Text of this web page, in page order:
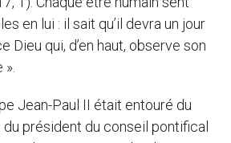
en lui : il sait qu’il devra un jour
Dieu qui, d’en haut, observe son
Jean-Paul II était entouré du
président du conseil pontifical